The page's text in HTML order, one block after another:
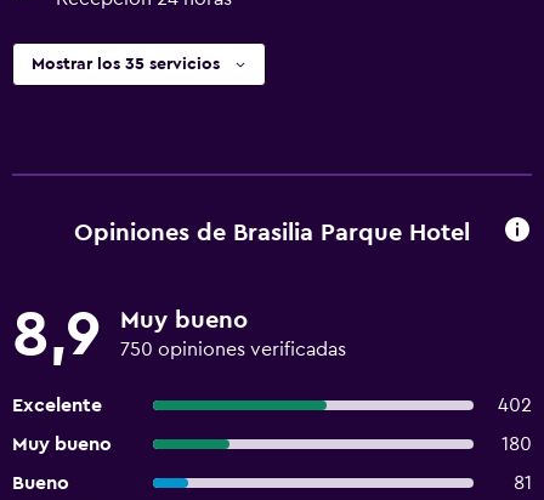
Mostrar los 35 servicios
Opiniones de Brasilia Parque Hotel
8,9 Muy bueno
750 opiniones verificadas
Excelente
402
Muy bueno
180
Bueno
81